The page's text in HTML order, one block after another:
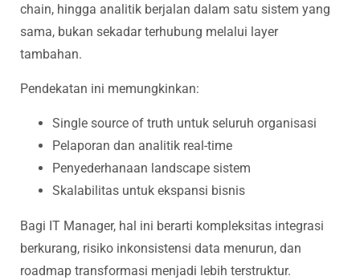
chain, hingga analitik berjalan dalam satu sistem yang
sama, bukan sekadar terhubung melalui layer
tambahan.
Pendekatan ini memungkinkan:
Single source of truth untuk seluruh organisasi
Pelaporan dan analitik real-time
Penyederhanaan landscape sistem
Skalabilitas untuk ekspansi bisnis
Bagi IT Manager, hal ini berarti kompleksitas integrasi
berkurang, risiko inkonsistensi data menurun, dan
roadmap transformasi menjadi lebih terstruktur.